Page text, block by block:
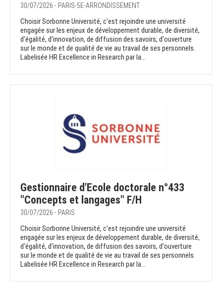
30/07/2026 - PARIS-5E-ARRONDISSEMENT
Choisir Sorbonne Université, c'est rejoindre une université
engagée sur les enjeux de développement durable, de diversité,
d'égalité, d'innovation, de diffusion des savoirs, d'ouverture
sur le monde et de qualité de vie au travail de ses personnels.
Labelisée HR Excellence in Research par la...
Gestionnaire d'Ecole doctorale n°433
"Concepts et langages" F/H
30/07/2026 - PARIS
Choisir Sorbonne Université, c'est rejoindre une université
engagée sur les enjeux de développement durable, de diversité,
d'égalité, d'innovation, de diffusion des savoirs, d'ouverture
sur le monde et de qualité de vie au travail de ses personnels.
Labelisée HR Excellence in Research par la...